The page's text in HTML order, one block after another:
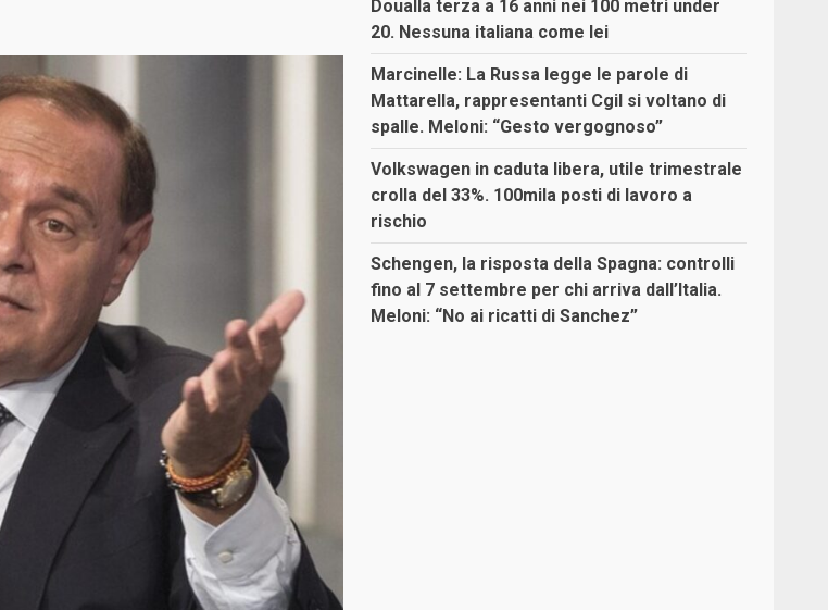
Doualla terza a 16 anni nei 100 metri under
20. Nessuna italiana come lei
Marcinelle: La Russa legge le parole di
Mattarella, rappresentanti Cgil si voltano di
spalle. Meloni: “Gesto vergognoso”
Volkswagen in caduta libera, utile trimestrale
crolla del 33%. 100mila posti di lavoro a
rischio
Schengen, la risposta della Spagna: controlli
fino al 7 settembre per chi arriva dall’Italia.
Meloni: “No ai ricatti di Sanchez”